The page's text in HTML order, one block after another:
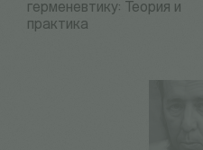
герменевтику: Теория и
практика